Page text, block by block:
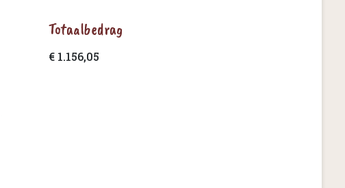
Totaalbedrag
€ 1.156,05